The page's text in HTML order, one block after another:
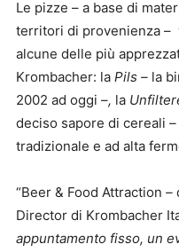
Le pizze – a base di
territori di provenienza –
alcune delle più
Krombacher: la Pils – la
2002 ad oggi –, la
deciso sapore di cereali –
tradizionale e ad alta
“Beer & Food Attraction –
Director di Krombacher
appuntamento fisso, un